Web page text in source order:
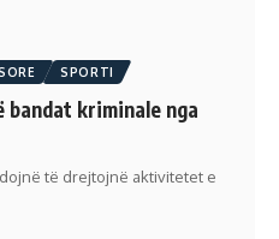
SPORTI
kriminale nga
të drejtojnë aktivitetet e